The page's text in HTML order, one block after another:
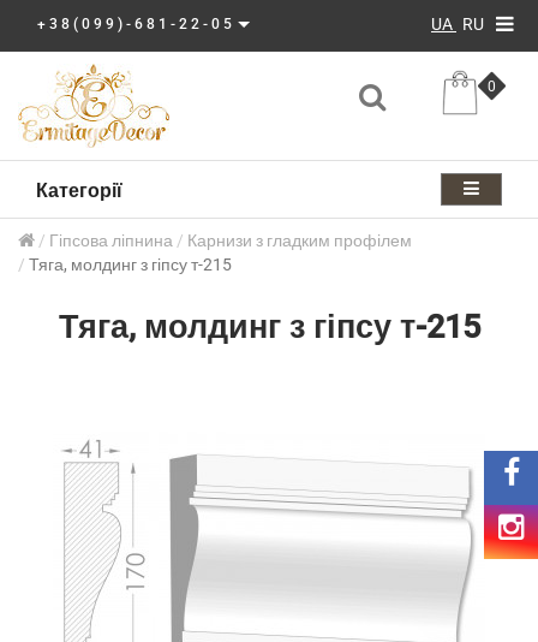
+38(099)-681-22-05 UA RU
0
Категорії
Гіпсова ліпнина
Карнизи з гладким профілем
Тяга, молдинг з гіпсу т-215
Тяга, молдинг з гіпсу т-215